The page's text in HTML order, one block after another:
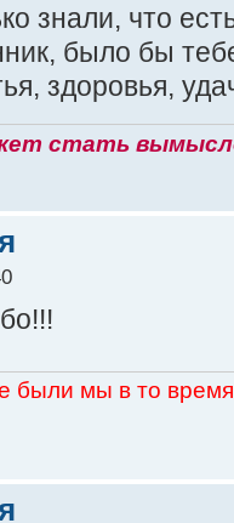
знали, что
было бы
здоровья,
стать
были мы в то